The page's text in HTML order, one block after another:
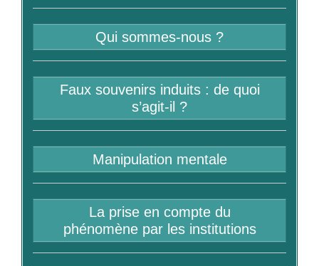
Qui sommes-nous ?
Faux souvenirs induits : de quoi
s’agit-il ?
Manipulation mentale
La prise en compte du
phénomène par les institutions